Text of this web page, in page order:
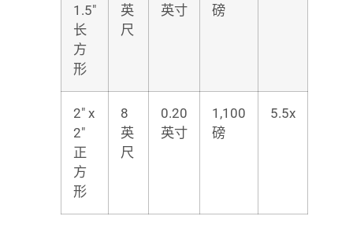
1.5″
长
方
形
英
尺
英寸
磅
2″ x
2″
正
方
形
8
英
尺
0.20
英寸
1,100
磅
5.5x